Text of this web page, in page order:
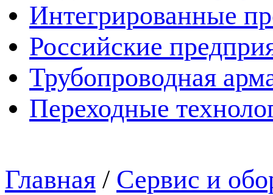
Интегрированные
Российские
Трубопроводная
Переходные
Главная / Сервис и